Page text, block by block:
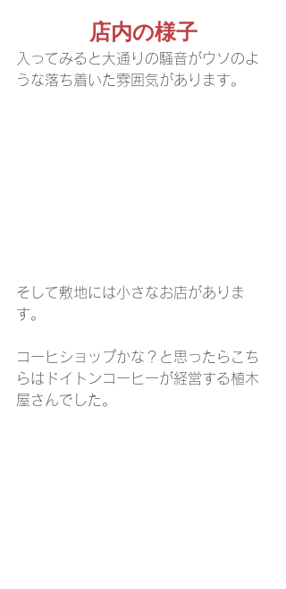
店内の様子
入ってみると大通りの騒音がウソのよ
うな落ち着いた雰囲気があります。
そして敷地には小さなお店がありま
す。
コーヒショップかな？と思ったらこち
らはドイトンコーヒーが経営する植木
屋さんでした。